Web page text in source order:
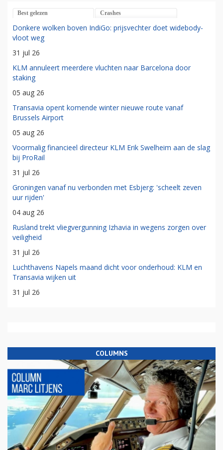
Best gelezen Crashes
Donkere wolken boven IndiGo: prijsvechter doet widebody-
vloot weg
31 jul 26
KLM annuleert meerdere vluchten naar Barcelona door
staking
05 aug 26
Transavia opent komende winter nieuwe route vanaf
Brussels Airport
05 aug 26
Voormalig financieel directeur KLM Erik Swelheim aan de slag
bij ProRail
31 jul 26
Groningen vanaf nu verbonden met Esbjerg: 'scheelt zeven
uur rijden'
04 aug 26
Rusland trekt vliegvergunning Izhavia in wegens zorgen over
veiligheid
31 jul 26
Luchthavens Napels maand dicht voor onderhoud: KLM en
Transavia wijken uit
31 jul 26
COLUMNS